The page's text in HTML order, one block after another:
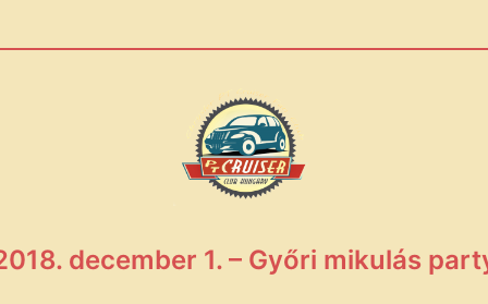
december 1. – Győri mikulás